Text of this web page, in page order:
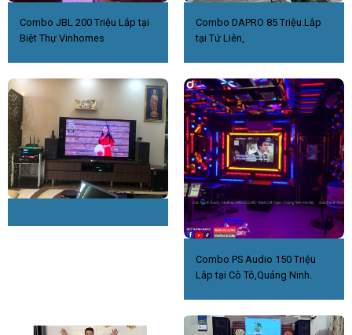
Combo JBL 200 Triệu Lắp tại
Biệt Thự Vinhomes
Combo DAPRO 85 Triệu.Lắp
tại Tứ Liên,
Combo PS Audio 150 Triệu
Lắp tại Cô Tô,Quảng Ninh.